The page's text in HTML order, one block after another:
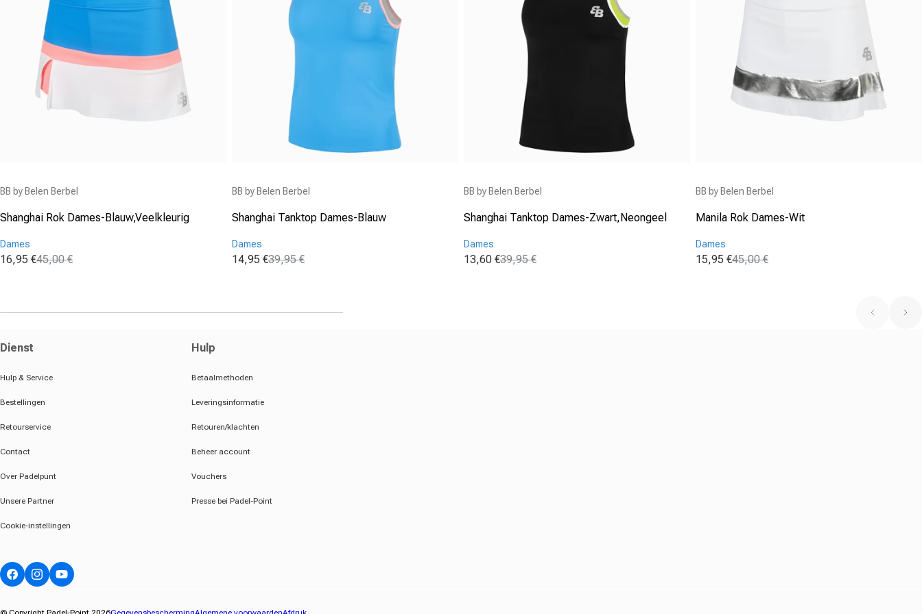
BB by Belen Berbel
Shanghai Rok Dames-Blauw,Veelkleurig
Dames
Aanbiedingsprijs
16,95 €
Normale prijs
45,00 €
BB by Belen Berbel
Shanghai Tanktop Dames-Blauw
Dames
Aanbiedingsprijs
14,95 €
Normale prijs
39,95 €
BB by Belen Berbel
Shanghai Tanktop Dames-Zwart,Neongeel
Dames
Aanbiedingsprijs
13,60 €
Normale prijs
39,95 €
BB by Belen Berbel
Manila Rok Dames-Wit
Dames
Aanbiedingsprijs
15,95 €
Normale prijs
45,00 €
Dienst
Hulp & Service
Bestellingen
Retourservice
Contact
Over Padelpunt
Unsere Partner
Cookie-instellingen
Hulp
Betaalmethoden
Leveringsinformatie
Retouren/klachten
Beheer account
Vouchers
Presse bei Padel-Point
FacebookInstagramYouTube